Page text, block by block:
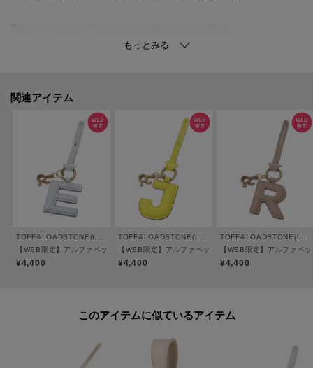
オンラインサイトの各アイテムにある「ハートマーク」をクリックして簡単
お気に入りアイテムが、在庫残りわずか・再入荷などキャンペーン対象にな
った場合にお知らせいたします。
関連アイテム
【WEB限定】アルファベットチャーム ライトシュリンク
¥4,400
【WEB限定】アルファベットチャーム ライトシュリンク
¥4,400
【WEB限定】アルファベ
¥4,400
このアイテムに似ているアイテム